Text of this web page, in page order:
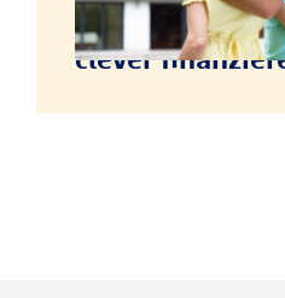
Immobilien als
clever